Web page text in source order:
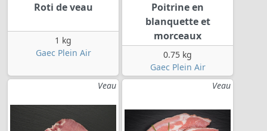
Roti de veau
1 kg
Gaec Plein Air
Poitrine en
blanquette et
morceaux
0.75 kg
Gaec Plein Air
Veau
Veau